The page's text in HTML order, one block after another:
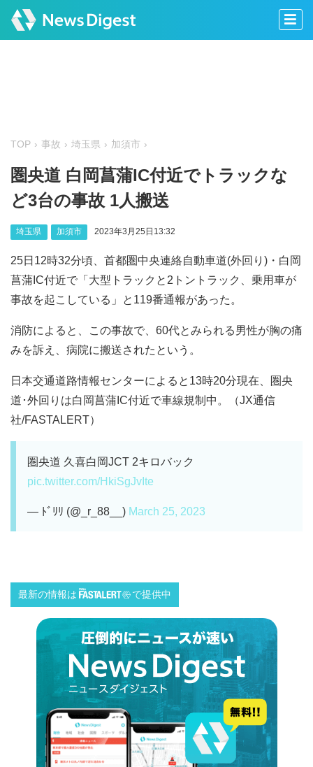
TOP 事故 埼玉県 加須市
圏央道 白岡菖蒲IC付近でトラックな
ど3台の事故 1人搬送
埼玉県 加須市 2023年3月25日13:32
25日12時32分頃、首都圏中央連絡自動車道(外回り)・白岡
菖蒲IC付近で「大型トラックと2トントラック、乗用車が
事故を起こしている」と119番通報があった。
消防によると、この事故で、60代とみられる男性が胸の痛
みを訴え、病院に搬送されたという。
日本交通道路情報センターによると13時20分現在、圏央
道･外回りは白岡菖蒲IC付近で車線規制中。（JX通信
社/FASTALERT）
圏央道 久喜白岡JCT 2キロバック
pic.twitter.com/HkiSgJvIte
— ﾄﾞﾘﾘ (@_r_88__) March 25, 2023
最新の情報は で提供中